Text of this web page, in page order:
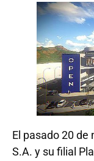
El pasado 20 de
S.A. y su filial